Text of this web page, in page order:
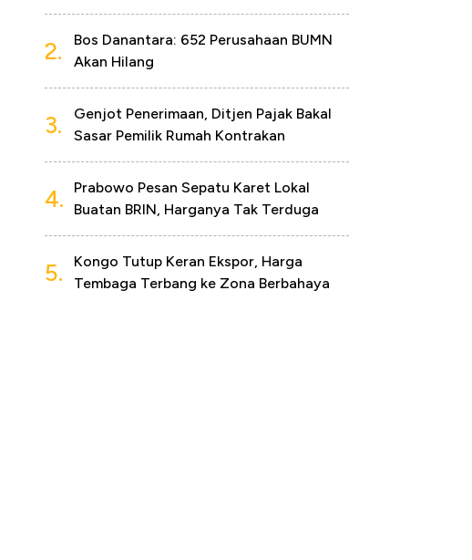
2.
Bos Danantara: 652 Perusahaan BUMN
Akan Hilang
3.
Genjot Penerimaan, Ditjen Pajak Bakal
Sasar Pemilik Rumah Kontrakan
4.
Prabowo Pesan Sepatu Karet Lokal
Buatan BRIN, Harganya Tak Terduga
5.
Kongo Tutup Keran Ekspor, Harga
Tembaga Terbang ke Zona Berbahaya